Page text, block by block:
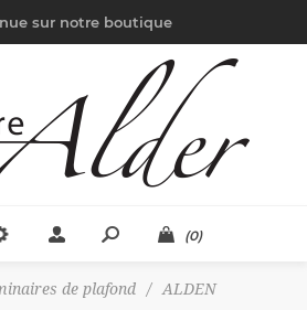
sur notre boutique
(0)
de plafond / ALDEN